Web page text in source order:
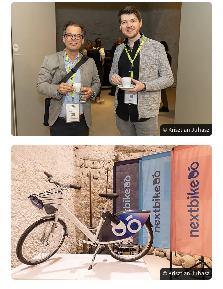
© Krisztian Juhasz
© Krisztian Juhasz